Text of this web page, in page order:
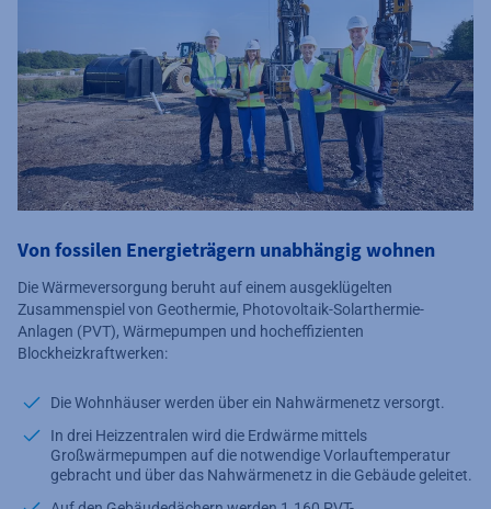
Von fossilen Energieträgern unabhängig wohnen
Die Wärmeversorgung beruht auf einem ausgeklügelten
Zusammenspiel von Geothermie, Photovoltaik-Solarthermie-
Anlagen (PVT), Wärmepumpen und hocheffizienten
Blockheizkraftwerken:
Die Wohnhäuser werden über ein Nahwärmenetz versorgt.
In drei Heizzentralen wird die Erdwärme mittels
Großwärmepumpen auf die notwendige Vorlauftemperatur
gebracht und über das Nahwärmenetz in die Gebäude geleitet.